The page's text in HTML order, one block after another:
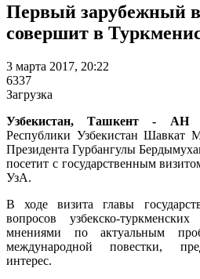
Первый зарубежный
совершит в
3 марта 2017, 20:22
6337
Загрузка
Узбекистан, Ташкент - АН
Республики Узбекистан Шавкат
Президента Гурбангулы
посетит с государственным
УзА.
В ходе визита главы
вопросов узбекско-
мнениями по актуальным
международной повестки,
интерес.